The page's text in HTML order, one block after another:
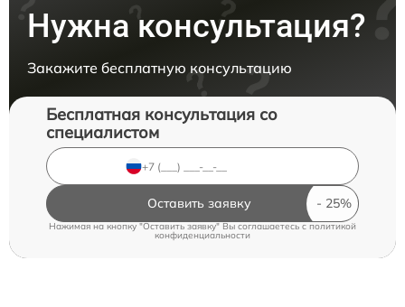
Нужна консультация?
Закажите бесплатную консультацию
Бесплатная консультация со
специалистом
Оставить заявку
Нажимая на кнопку "Оставить заявку" Вы соглашаетесь c политикой
конфиденциальности